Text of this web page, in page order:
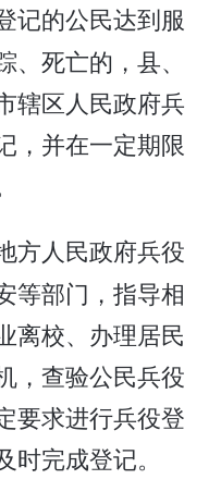
记的公民达到服
死亡的，县、
辖区人民政府兵
，并在一定期限
方人民政府兵役
等部门，指导相
离校、办理居民
，查验公民兵役
要求进行兵役登
完成登记。